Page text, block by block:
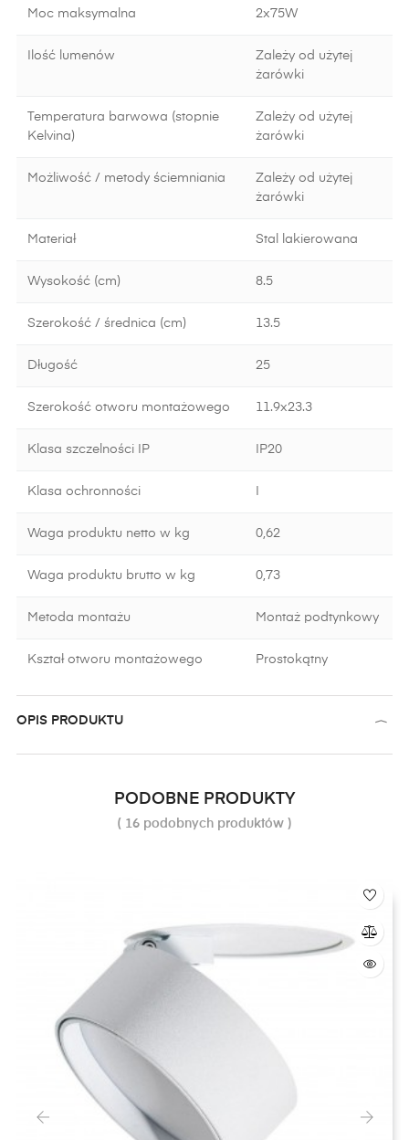
Moc maksymalna 2x75W
Ilość lumenów
Zależy od użytej
żarówki
Temperatura barwowa (stopnie
Kelvina)
Zależy od użytej
żarówki
Możliwość / metody ściemniania
Zależy od użytej
żarówki
Materiał Stal lakierowana
Wysokość (cm) 8.5
Szerokość / średnica (cm) 13.5
Długość 25
Szerokość otworu montażowego 11.9x23.3
Klasa szczelności IP IP20
Klasa ochronności
Waga produktu netto w kg 0,62
Waga produktu brutto w kg 0,73
Metoda montażu Montaż podtynkowy
Kształ otworu montażowego Prostokątny
OPIS PRODUKTU
PODOBNE PRODUKTY
( 16 podobnych produktów )